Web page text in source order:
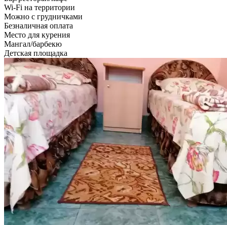
Wi-Fi на территории
Можно с грудничками
Безналичная оплата
Место для курения
Мангал/барбекю
Детская площадка